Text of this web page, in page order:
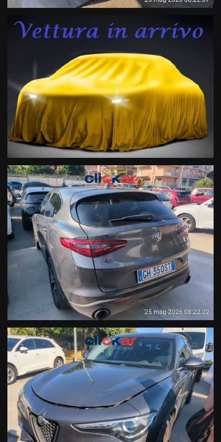
- Ufficiale Alfa Romeo Italia (No Import)
tagliandata
Motorizzazione & Trasmissione:
- OK NEOPATENTATI
- Trazione integrale
- Cambio automatico AT8
Sicurezza:
- 6Airbag
- Sistema antibloccaggio ABS
- Controllo dinamico della trazione
- Tecnologia DNA Alfa Romeo
- Fari full led direzionali
- Specchietti retrovisori esterni ripiegabili elettricamente
- Immobilizzatore elettronico
- Montaggio seggiolino bambini ISOFIX
- Sensore pressione pneumatici
- Sensori di parcheggio anteriori e posteriori con retrocamera
- Fendinebbia
- Sistema lettura cartelli stradali
- Sistema anticollisione
- Sistema mantenimento carreggiata
- Sistema rilevamento stanchezza conducente
Audio & Comunicazione:
- Radio CD Mp3 Dab con display integrato touch screen
- Navigatore satellitare cartografico 3D
- Sistema AppleCarPlay
- Sistema Android&Auto
- Vivavoce Bluetooth
- Streaming audio Bluetooth
- USB & ingresso sd card
- Computer di bordo
- Comandi vocali
Comfort:
- Climatizzatore automatico Bi Zona
- Sedili regolabili in altezza
- Volante regolabile
- Servosterzo
- Chiusura centralizzata
- Alzacristalli elettrici